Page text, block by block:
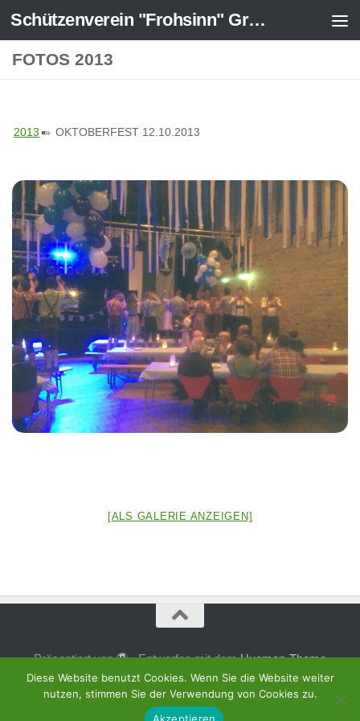
Zum Inhalt springen Schützenverein "Frohsinn" Greven-Ost 1925 e.V.
FOTOS 2013
2013 » OKTOBERFEST 12.10.2013
[ALS GALERIE ANZEIGEN]
Präsentiert von - Entworfen mit demHueman-Theme
Diese Website benutzt Cookies. Wenn Sie die Website weiter
nutzen, stimmen Sie der Verwendung von Cookies zu.
Akzeptieren